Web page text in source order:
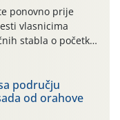
ponovno prije
vlasnicima
stabla o početku
suzbijanja
dvanaest dana
koji naročito
jer najviše
području
od orahove